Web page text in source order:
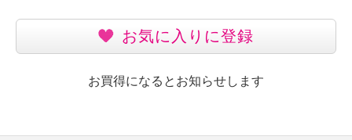
お気に入りに登録
お買得になるとお知らせします